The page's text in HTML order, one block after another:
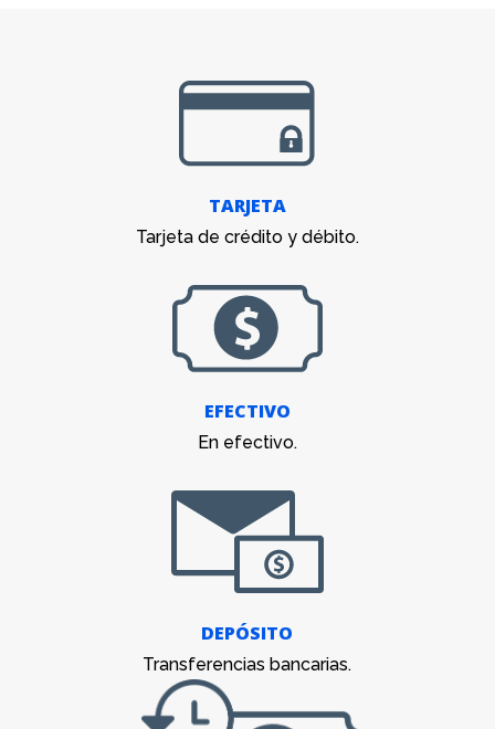
TARJETA
Tarjeta de crédito y débito.
EFECTIVO
En efectivo.
DEPÓSITO
Transferencias bancarias.